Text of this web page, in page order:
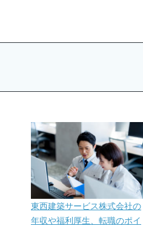
東西建築サービス株式会社の
年収や福利厚生、転職のポイ